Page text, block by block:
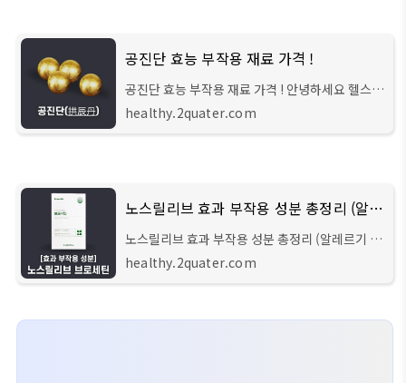
공진단 효능 부작용 재료 가격 !
공진단 효능 부작용 재료 가격 ! 안녕하세요 헬스
큐레이터입니다. 이번 시간에는 중국 원나라의 명
의였던 위역림이 직접 빚어서 황제에게 바치던 명
healthy.2quater.com
노스릴리브 효과 부작용 성분 총정리 (알레르기 비염)
노스릴리브 효과 부작용 성분 총정리 (알레르기 비
염) 안녕하세요 헬스 큐레이터입니다. 보통 알레르
기성 비염을 가지고 계신 경우 환절기에 주로 증상
healthy.2quater.com